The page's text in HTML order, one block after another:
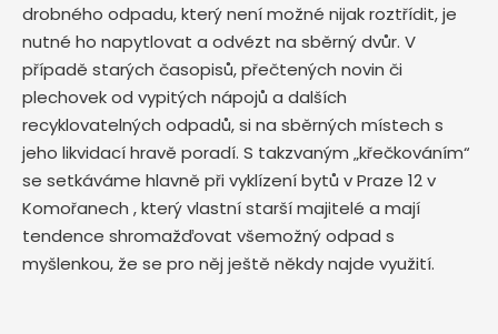
drobného odpadu, který není možné nijak roztřídit, je
nutné ho napytlovat a odvézt na sběrný dvůr. V
případě starých časopisů, přečtených novin či
plechovek od vypitých nápojů a dalších
recyklovatelných odpadů, si na sběrných místech s
jeho likvidací hravě poradí. S takzvaným „křečkováním“
se setkáváme hlavně při vyklízení bytů v Praze 12 v
Komořanech , který vlastní starší majitelé a mají
tendence shromažďovat všemožný odpad s
myšlenkou, že se pro něj ještě někdy najde využití.